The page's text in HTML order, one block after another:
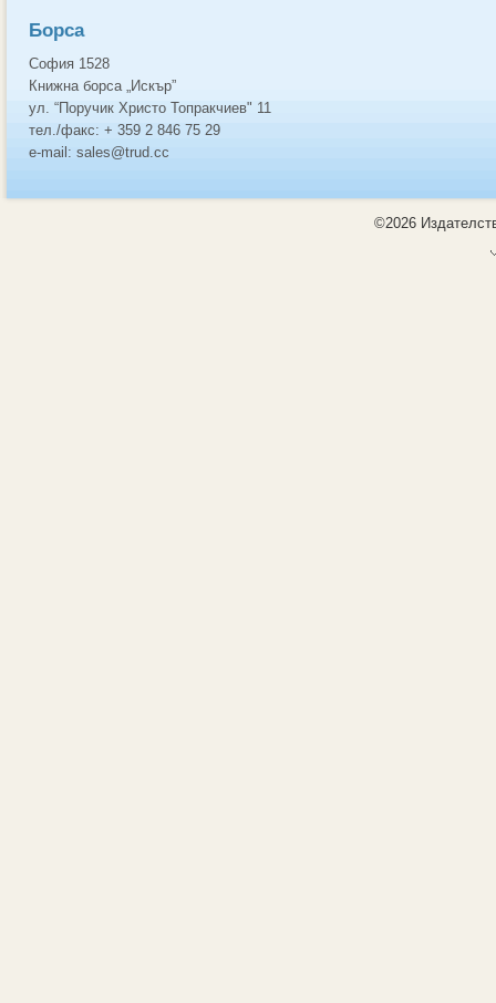
Борса
София 1528
Книжна борса „Искър”
ул. “Поручик Христо Топракчиев" 11
тел./факс: + 359 2 846 75 29
e-mail: sales@trud.cc
©2026